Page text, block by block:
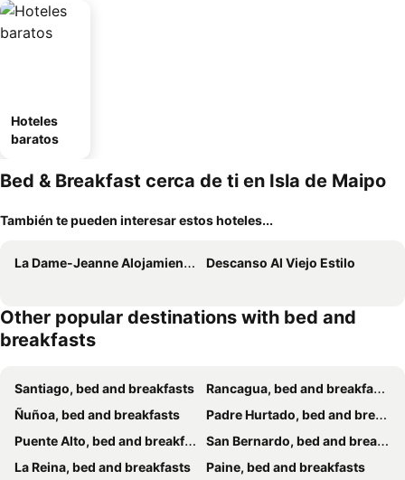
Hoteles
baratos
Bed & Breakfast cerca de ti en Isla de Maipo
También te pueden interesar estos hoteles...
La Dame-Jeanne Alojamiento Boutique Descanso Al Viejo Estilo
Other popular destinations with bed and
breakfasts
Santiago, bed and breakfasts
Rancagua, bed and breakfasts
Ñuñoa, bed and breakfasts
Padre Hurtado, bed and breakfasts
Puente Alto, bed and breakfasts
San Bernardo, bed and breakfasts
La Reina, bed and breakfasts
Paine, bed and breakfasts